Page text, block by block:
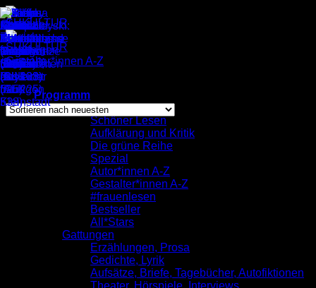
Zum
Inhalt
springen
Programm
komplett
Schöner Lesen
Aufklärung und Kritik
Die grüne Reihe
Spezial
Autor*innen A-Z
Gestalter*innen A-Z
#frauenlesen
Bestseller
All*Stars
Gattungen
Erzählungen, Prosa
Gedichte, Lyrik
Aufsätze, Briefe, Tagebücher, Autofiktionen
Theater, Hörspiele, Interviews
Gestalter*innen A-Z
Einzelnes Ergebnis wird angezeigt